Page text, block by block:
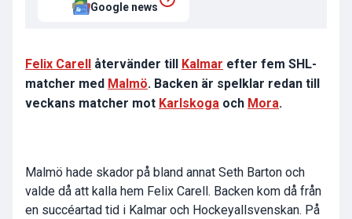
Google news
Felix Carell återvänder till Kalmar efter fem SHL-
matcher med Malmö. Backen är spelklar redan till
veckans matcher mot Karlskoga och Mora.
Malmö hade skador på bland annat Seth Barton och
valde då att kalla hem Felix Carell. Backen kom då från
en succéartad tid i Kalmar och Hockeyallsvenskan. På